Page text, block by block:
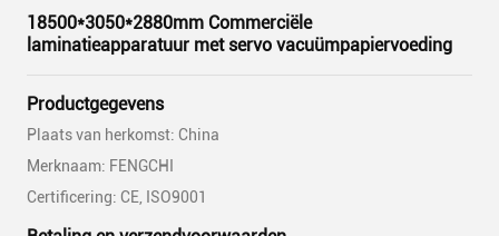
18500*3050*2880mm Commerciële
laminatieapparatuur met servo vacuümpapiervoeding
Productgegevens
Plaats van herkomst: China
Merknaam: FENGCHI
Certificering: CE, ISO9001